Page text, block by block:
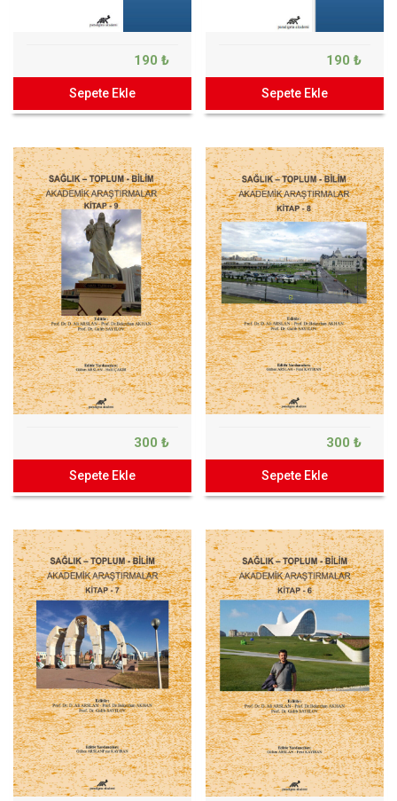
190 ₺
Sepete Ekle
190 ₺
Sepete Ekle
300 ₺
Sepete Ekle
300 ₺
Sepete Ekle